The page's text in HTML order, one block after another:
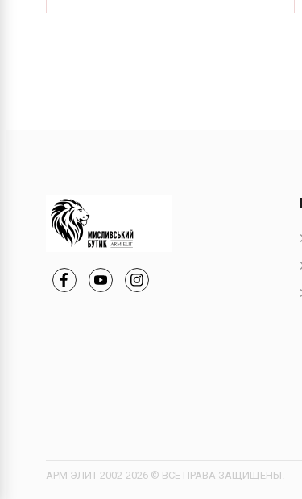
АРМ ЭЛИТ 2002-2026 © ВСЕ ПРАВА ЗАЩИЩЕНЫ.